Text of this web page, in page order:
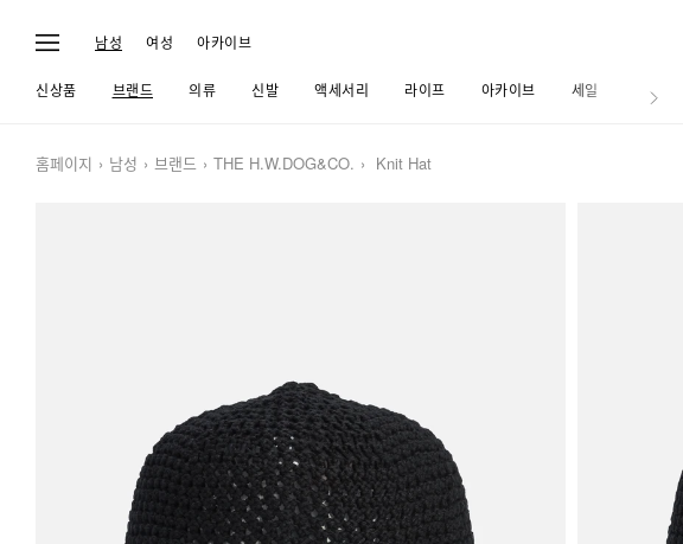
남성 여성 아카이브
신상품 브랜드 의류 신발 액세서리 라이프 아카이브 세일 저널
홈페이지 남성 브랜드 THE H.W.DOG&CO. Knit Hat